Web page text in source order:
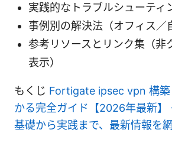
実践的なトラブルシューティ
事例別の解決法（オフィス／
参考リソースとリンク集（非
表示）
もくじ Fortigate ipsec vpn 構築
かる完全ガイド【2026年最新】
基礎から実践まで、最新情報を